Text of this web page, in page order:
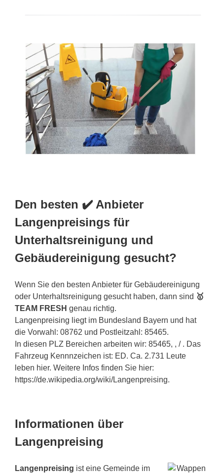
Den besten ✔️ Anbieter
Langenpreisings für
Unterhaltsreinigung und
Gebäudereinigung gesucht?
Wenn Sie den besten Anbieter für Gebäudereinigung
oder Unterhaltsreinigung gesucht haben, dann sind 🥇
TEAM FRESH genau richtig.
Langenpreising liegt im Bundesland Bayern und hat
die Vorwahl: 08762 und Postleitzahl: 85465.
In diesen PLZ Bereichen arbeiten wir: 85465, , / . Das
Fahrzeug Kennnzeichen ist: ED. Ca. 2.731 Leute
leben hier. Weitere Infos finden Sie hier:
https://de.wikipedia.org/wiki/Langenpreising.
Informationen über
Langenpreising
Langenpreising ist eine Gemeinde im